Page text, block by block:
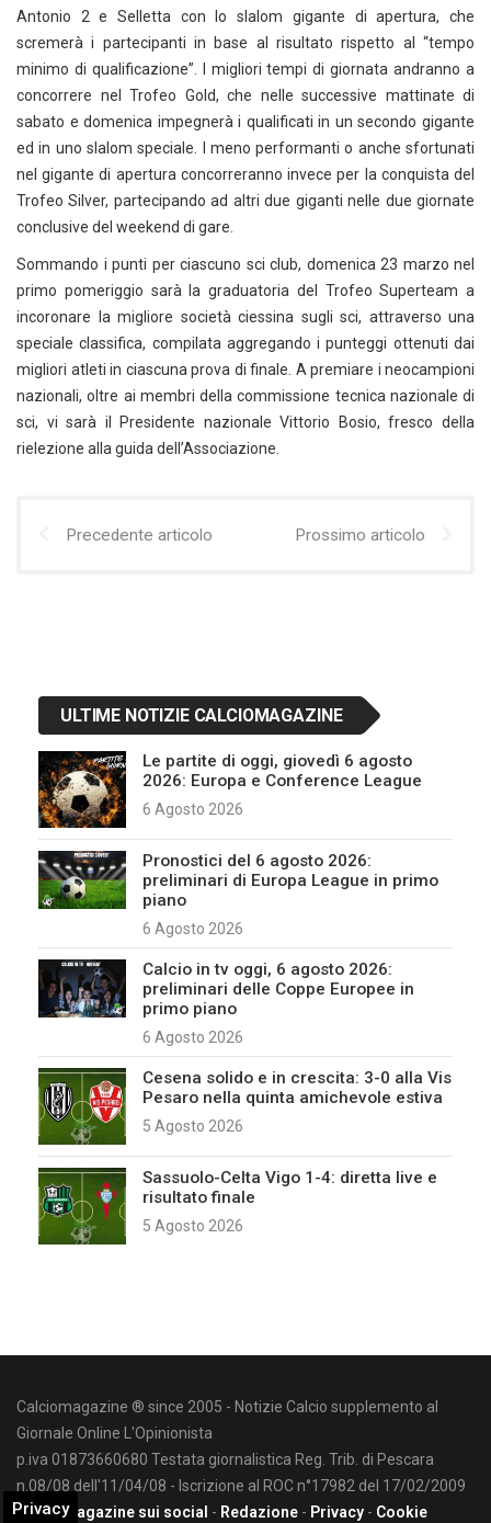
Antonio 2 e Selletta con lo slalom gigante di apertura, che
scremerà i partecipanti in base al risultato rispetto al “tempo
minimo di qualificazione”. I migliori tempi di giornata andranno a
concorrere nel Trofeo Gold, che nelle successive mattinate di
sabato e domenica impegnerà i qualificati in un secondo gigante
ed in uno slalom speciale. I meno performanti o anche sfortunati
nel gigante di apertura concorreranno invece per la conquista del
Trofeo Silver, partecipando ad altri due giganti nelle due giornate
conclusive del weekend di gare.
Sommando i punti per ciascuno sci club, domenica 23 marzo nel
primo pomeriggio sarà la graduatoria del Trofeo Superteam a
incoronare la migliore società ciessina sugli sci, attraverso una
speciale classifica, compilata aggregando i punteggi ottenuti dai
migliori atleti in ciascuna prova di finale. A premiare i neocampioni
nazionali, oltre ai membri della commissione tecnica nazionale di
sci, vi sarà il Presidente nazionale Vittorio Bosio, fresco della
rielezione alla guida dell’Associazione.
Precedente articolo Prossimo articolo
ULTIME NOTIZIE CALCIOMAGAZINE
Le partite di oggi, giovedì 6 agosto
2026: Europa e Conference League
6 Agosto 2026
Pronostici del 6 agosto 2026:
preliminari di Europa League in primo
piano
6 Agosto 2026
Calcio in tv oggi, 6 agosto 2026:
preliminari delle Coppe Europee in
primo piano
6 Agosto 2026
Cesena solido e in crescita: 3-0 alla Vis
Pesaro nella quinta amichevole estiva
5 Agosto 2026
Sassuolo-Celta Vigo 1-4: diretta live e
risultato finale
5 Agosto 2026
Calciomagazine ® since 2005 - Notizie Calcio supplemento al
Giornale Online L'Opinionista
p.iva 01873660680 Testata giornalistica Reg. Trib. di Pescara
n.08/08 dell'11/04/08 - Iscrizione al ROC n°17982 del 17/02/2009
Calciomagazine sui social - Redazione - Privacy - Cookie
Privacy